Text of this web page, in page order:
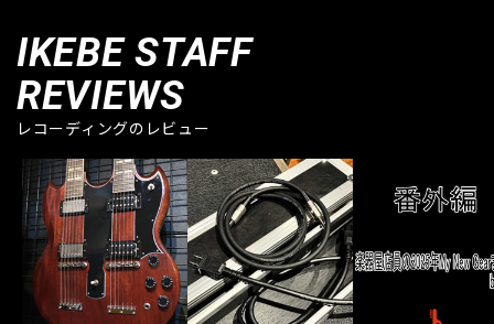
IKEBE STAFF
REVIEWS
レコーディングのレビュー